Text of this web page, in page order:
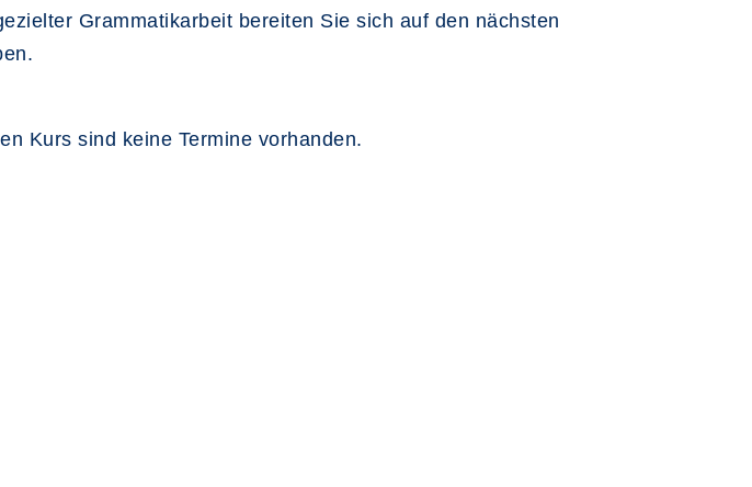
Grammatikarbeit bereiten Sie sich auf den nächsten
Kurs sind keine Termine vorhanden.